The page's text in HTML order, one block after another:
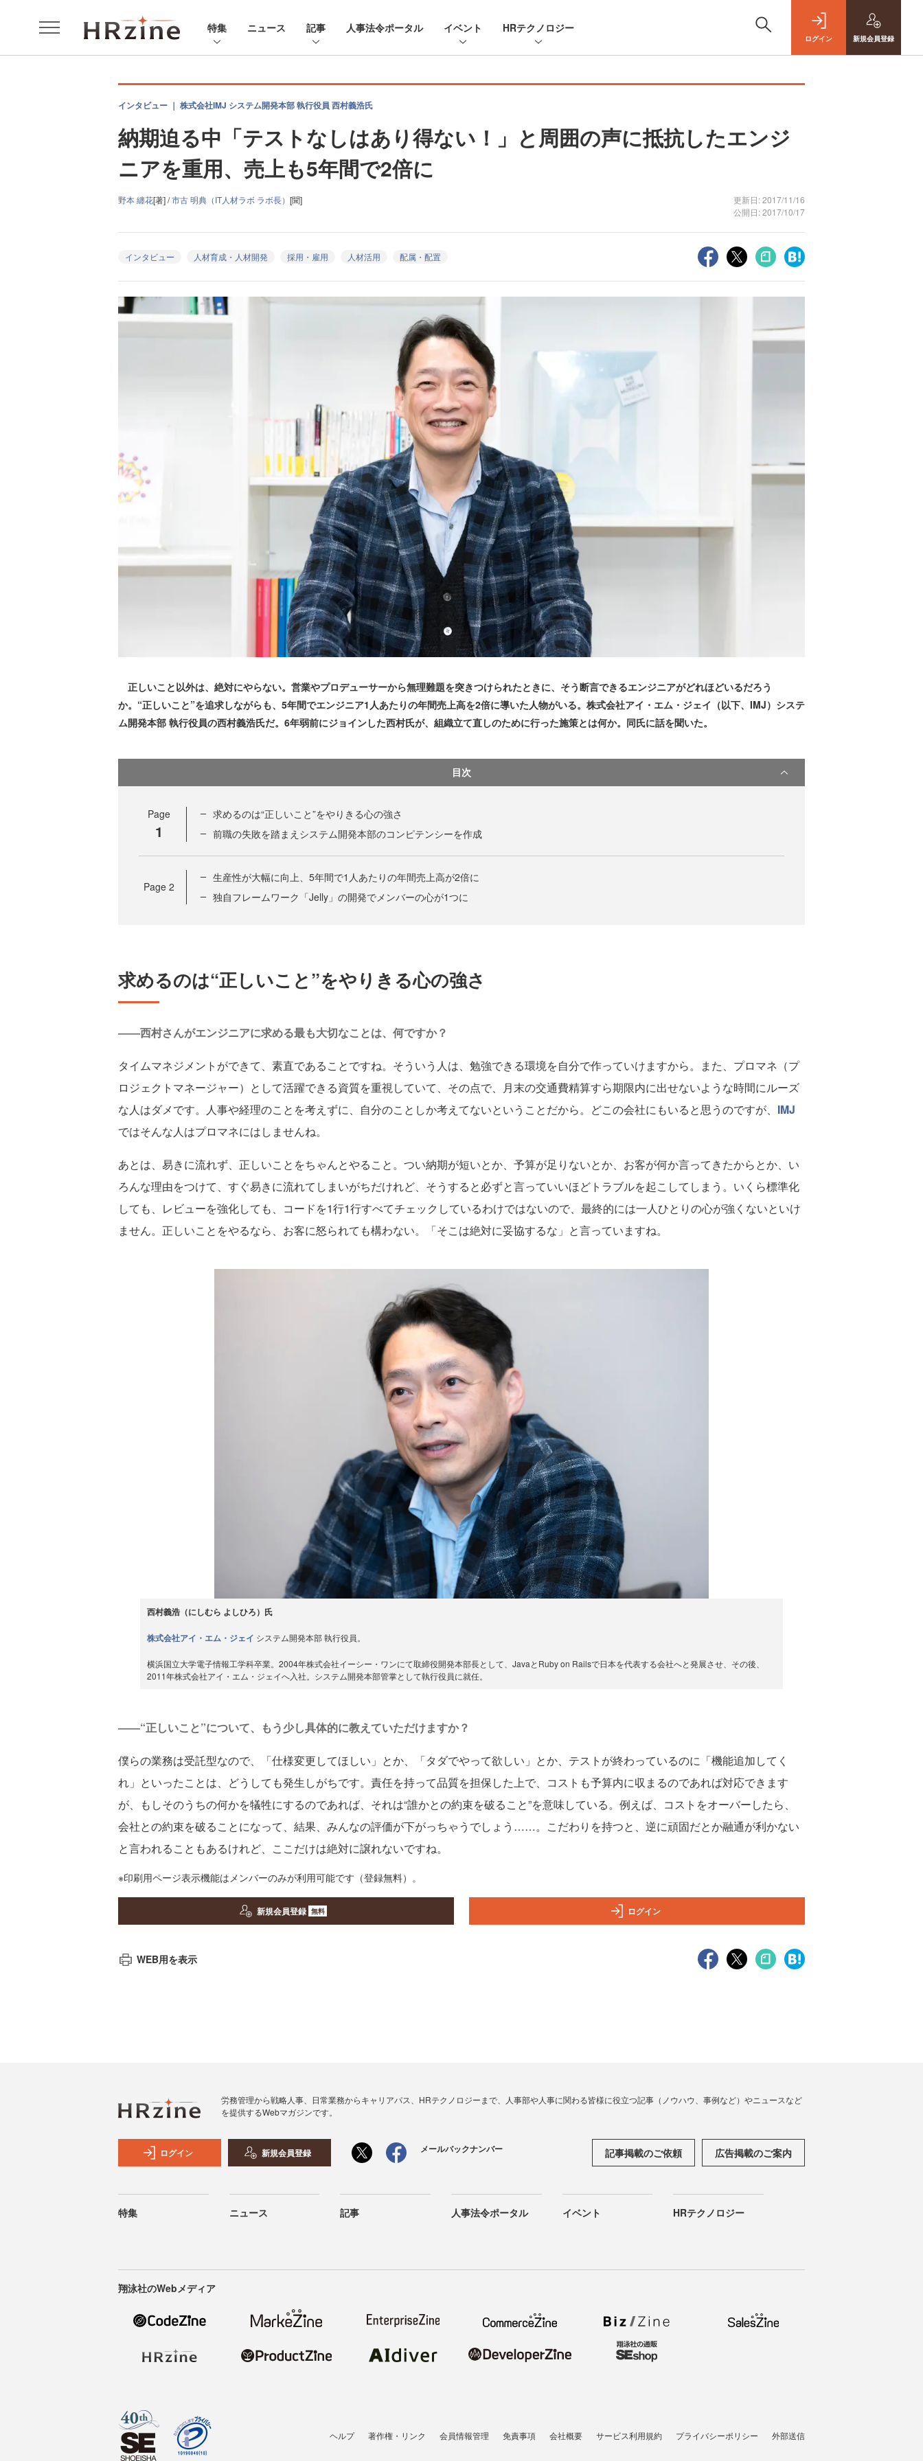
特集 ニュース 記事 人事法令ポータル イベント HRテクノロジー
ログイン 新規会員登録
インタビュー ｜ 株式会社IMJ システム開発本部 執行役員 西村義浩氏
納期迫る中「テストなしはあり得ない！」と周囲の声に抵抗したエンジ
ニアを重用、売上も5年間で2倍に
野本 纏花[著] /市古 明典（IT人材ラボ ラボ長） [聞]
更新日: 2017/11/16
公開日: 2017/10/17
インタビュー 人材育成・人材開発 採用・雇用 人材活用 配属・配置
正しいこと以外は、絶対にやらない。営業やプロデューサーから無理難題を突きつけられたときに、そう断言できるエンジニアがどれほどいるだろう
か。“正しいこと”を追求しながらも、5年間でエンジニア1人あたりの年間売上高を2倍に導いた人物がいる。株式会社アイ・エム・ジェイ（以下、IMJ）システ
ム開発本部 執行役員の西村義浩氏だ。6年弱前にジョインした西村氏が、組織立て直しのために行った施策とは何か。同氏に話を聞いた。
目次
Page
1
求めるのは“正しいこと”をやりきる心の強さ
前職の失敗を踏まえシステム開発本部のコンピテンシーを作成
Page 2
生産性が大幅に向上、5年間で1人あたりの年間売上高が2倍に
独自フレームワーク「Jelly」の開発でメンバーの心が1つに
求めるのは“正しいこと”をやりきる心の強さ
――西村さんがエンジニアに求める最も大切なことは、何ですか？
タイムマネジメントができて、素直であることですね。そういう人は、勉強できる環境を自分で作っていけますから。また、プロマネ（プ
ロジェクトマネージャー）として活躍できる資質を重視していて、その点で、月末の交通費精算すら期限内に出せないような時間にルーズ
な人はダメです。人事や経理のことを考えずに、自分のことしか考えてないということだから。どこの会社にもいると思うのですが、 IMJ
ではそんな人はプロマネにはしませんね。
あとは、易きに流れず、正しいことをちゃんとやること。つい納期が短いとか、予算が足りないとか、お客が何か言ってきたからとか、い
ろんな理由をつけて、すぐ易きに流れてしまいがちだけれど、そうすると必ずと言っていいほどトラブルを起こしてしまう。いくら標準化
しても、レビューを強化しても、コードを1行1行すべてチェックしているわけではないので、最終的には一人ひとりの心が強くないといけ
ません。正しいことをやるなら、お客に怒られても構わない。「そこは絶対に妥協するな」と言っていますね。
西村義浩（にしむら よしひろ）氏
株式会社アイ・エム・ジェイ システム開発本部 執行役員。
横浜国立大学電子情報工学科卒業。2004年株式会社イーシー・ワンにて取締役開発本部長として、JavaとRuby on Railsで日本を代表する会社へと発展させ、その後、
2011年株式会社アイ・エム・ジェイへ入社。システム開発本部管掌として執行役員に就任。
――“正しいこと”について、もう少し具体的に教えていただけますか？
僕らの業務は受託型なので、「仕様変更してほしい」とか、「タダでやって欲しい」とか、テストが終わっているのに「機能追加してく
れ」といったことは、どうしても発生しがちです。責任を持って品質を担保した上で、コストも予算内に収まるのであれば対応できます
が、もしそのうちの何かを犠牲にするのであれば、それは“誰かとの約束を破ること”を意味している。例えば、コストをオーバーしたら、
会社との約束を破ることになって、結果、みんなの評価が下がっちゃうでしょう……。こだわりを持つと、逆に頑固だとか融通が利かない
と言われることもあるけれど、ここだけは絶対に譲れないですね。
※印刷用ページ表示機能はメンバーのみが利用可能です（登録無料）。
新規会員登録 無料 ログイン
WEB用を表示
労務管理から戦略人事、日常業務からキャリアパス、HRテクノロジーまで、人事部や人事に関わる皆様に役立つ記事（ノウハウ、事例など）やニュースなど
を提供するWebマガジンです。
ログイン 新規会員登録 メールバックナンバー 記事掲載のご依頼 広告掲載のご案内
特集 ニュース 記事 人事法令ポータル イベント HRテクノロジー
翔泳社のWebメディア
ヘルプ 著作権・リンク 会員情報管理 免責事項 会社概要 サービス利用規約 プライバシーポリシー 外部送信